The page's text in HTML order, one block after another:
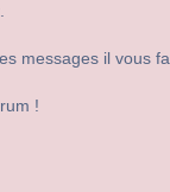
messages il vous
!